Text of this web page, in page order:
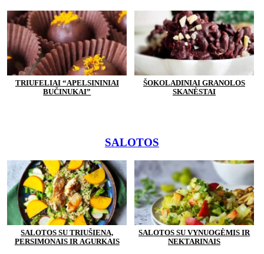
TRIUFELIAI “APELSININIAI
BUČINUKAI”
ŠOKOLADINIAI GRANOLOS
SKANĖSTAI
SALOTOS
SALOTOS SU TRIUŠIENA,
PERSIMONAIS IR AGURKAIS
SALOTOS SU VYNUOGĖMIS IR
NEKTARINAIS